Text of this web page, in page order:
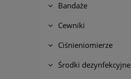
Bandaże
Cewniki
Ciśnieniomierze
Środki dezynfekcyjne